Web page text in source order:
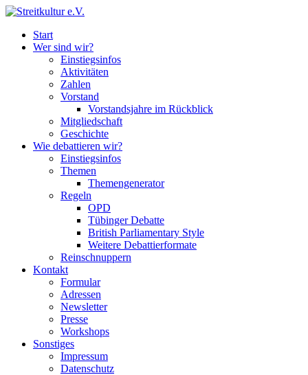
Start
Wer sind wir?
Einstiegsinfos
Aktivitäten
Zahlen
Vorstand
Vorstandsjahre im Rückblick
Mitgliedschaft
Geschichte
Wie debattieren wir?
Einstiegsinfos
Themen
Themengenerator
Regeln
OPD
Tübinger Debatte
British Parliamentary Style
Weitere Debattierformate
Reinschnuppern
Kontakt
Formular
Adressen
Newsletter
Presse
Workshops
Sonstiges
Impressum
Datenschutz